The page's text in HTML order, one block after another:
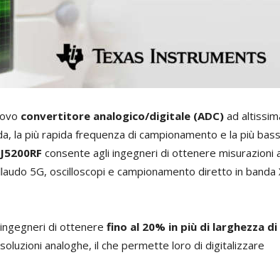
convertitore analogico/digitale (ADC) ad
la più rapida frequenza di campionamento e la più
consente agli ingegneri di ottenere misurazioni
5G, oscilloscopi e campionamento diretto in banda
di ottenere fino al 20% in più di larghezza di
analoghe, il che permette loro di digitalizzare